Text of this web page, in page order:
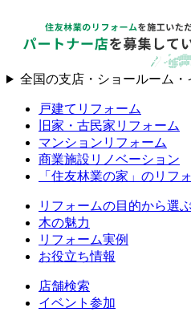
全国の支店・ショールーム・
戸建てリフォーム
旧家・古民家リフォーム
マンションリフォーム
商業施設リノベーション
「住友林業の家」のリフ
リフォームの目的から選ぶ
木の魅力
リフォーム実例
お役立ち情報
店舗検索
イベント参加